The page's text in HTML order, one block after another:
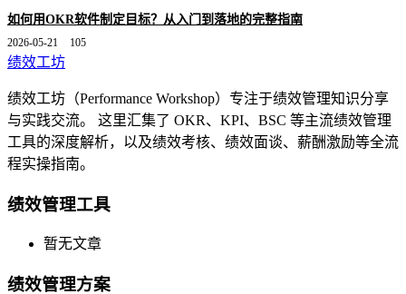
如何用OKR软件制定目标？从入门到落地的完整指南
2026-05-21 105
绩效工坊
绩效工坊（Performance Workshop）专注于绩效管理知识分享
与实践交流。 这里汇集了 OKR、KPI、BSC 等主流绩效管理
工具的深度解析，以及绩效考核、绩效面谈、薪酬激励等全流
程实操指南。
绩效管理工具
暂无文章
绩效管理方案